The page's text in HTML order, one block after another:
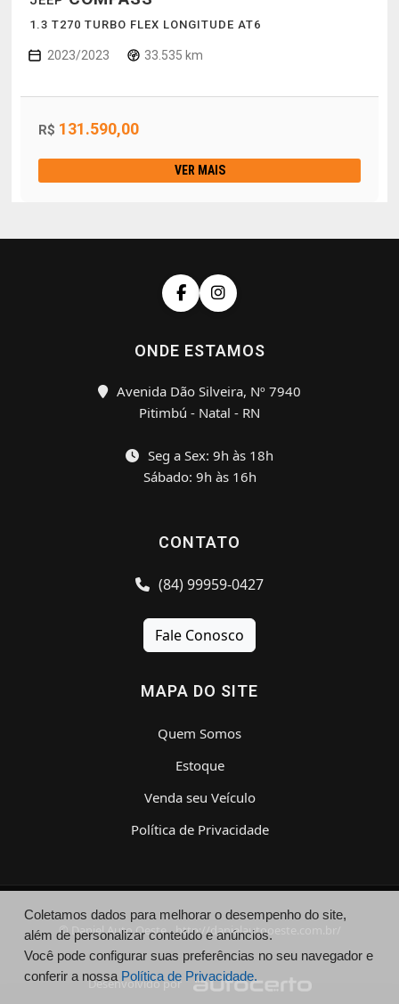
1.3 T270 TURBO FLEX LONGITUDE AT6
2023/2023 33.535 km
R$ 131.590,00
VER MAIS
ONDE ESTAMOS
Avenida Dão Silveira, Nº 7940
Pitimbú - Natal - RN
Seg a Sex: 9h às 18h
Sábado: 9h às 16h
CONTATO
(84) 99959-0427
Fale Conosco
MAPA DO SITE
Quem Somos
Estoque
Venda seu Veículo
Política de Privacidade
© Daniel Auto Oeste - http://danielautooeste.com.br/
Desenvolvido por
Coletamos dados para melhorar o desempenho do site,
além de personalizar conteúdo e anúncios.
Você pode configurar suas preferências no seu navegador e
conferir a nossa Política de Privacidade.